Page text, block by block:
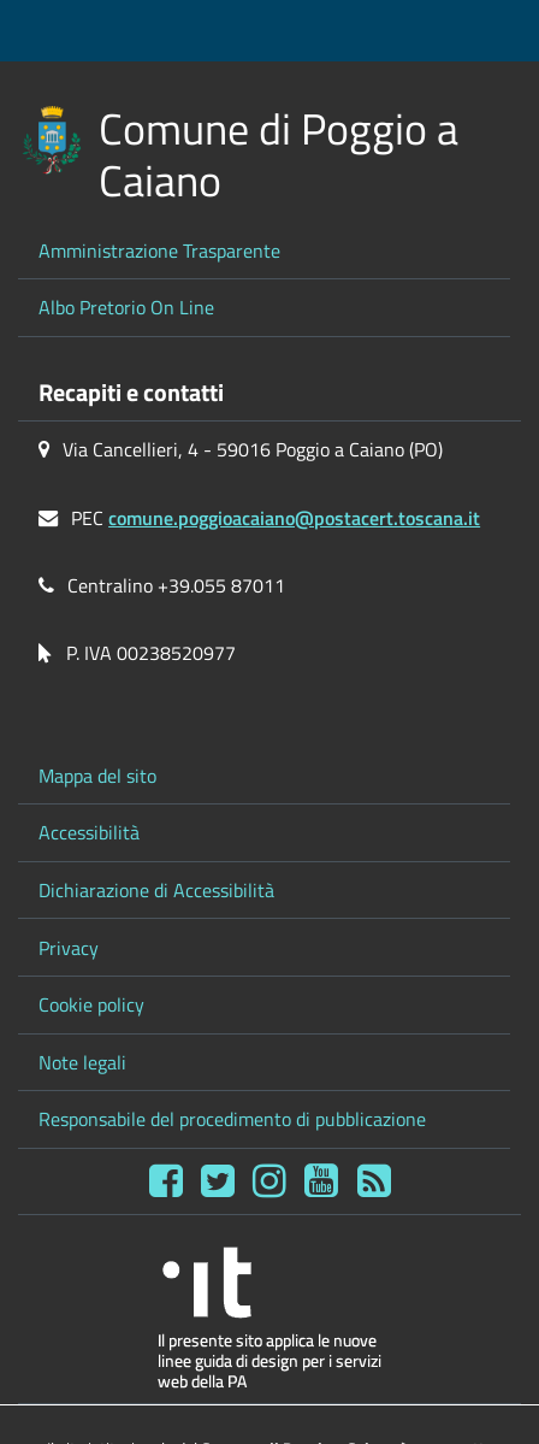
Comune di Poggio a
Caiano
Amministrazione Trasparente
Albo Pretorio On Line
Recapiti e contatti
Via Cancellieri, 4 - 59016 Poggio a Caiano (PO)
PECcomune.poggioacaiano@postacert.toscana.it
Centralino +39.055 87011
P. IVA 00238520977
Mappa del sito
Accessibilità
Dichiarazione di Accessibilità
Privacy
Cookie policy
Note legali
Responsabile del procedimento di pubblicazione